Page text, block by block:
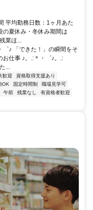
平均勤務日数：1ヶ月あた
夏休み・冬休み期間は
ほ...
゜♪ 「できた！」の瞬間をそ
仕事 ♪。.:＊・゜♪。.:
...
歓迎
資格取得支援あり
OK 固定時間制
職場見学可
午前 残業なし
有資格者歓迎